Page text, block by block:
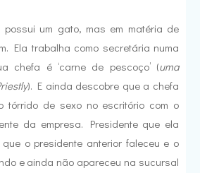
possui um gato, mas em matéria de
Ela trabalha como secretária numa
chefa é ‘carne de pescoço’ (uma
). E ainda descobre que a chefa
tórrido de sexo no escritório com o
da empresa. Presidente que ela
o presidente anterior faleceu e o
e ainda não apareceu na sucursal